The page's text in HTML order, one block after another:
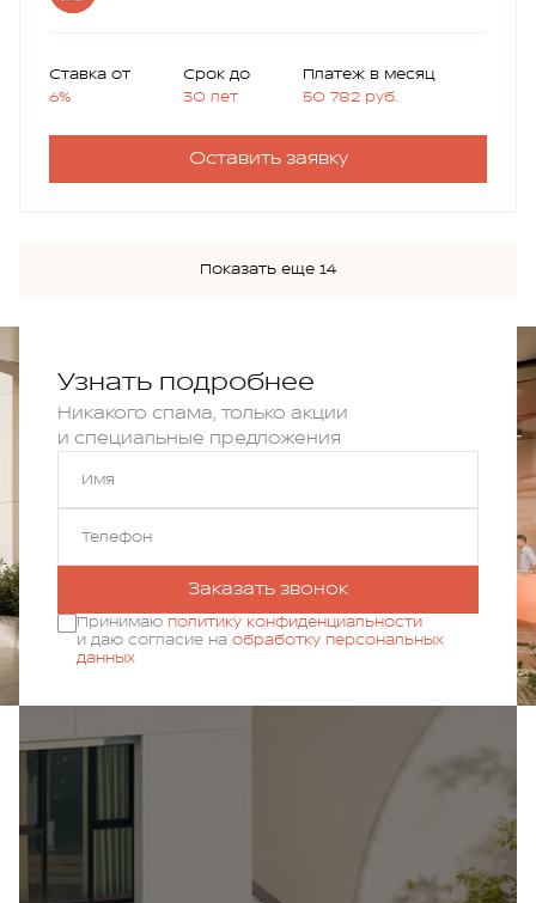
Ставка от
6%
Срок до
30 лет
Платеж в месяц
50 782 руб.
Оставить заявку
Показать еще 14
Узнать подробнее
Никакого спама, только акции
и специальные предложения
Имя
Телефон
Заказать звонок
Принимаю политику конфиденциальности
и даю согласие на обработку персональных
данных